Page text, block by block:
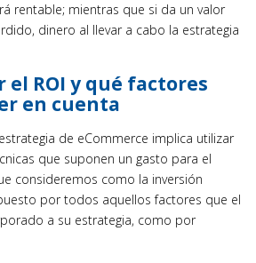
rentable; mientras que si da un valor
dinero al llevar a cabo la estrategia
el ROI y qué factores
en cuenta
de eCommerce implica utilizar
que suponen un gasto para el
consideremos como la inversión
por todos aquellos factores que el
a su estrategia, como por